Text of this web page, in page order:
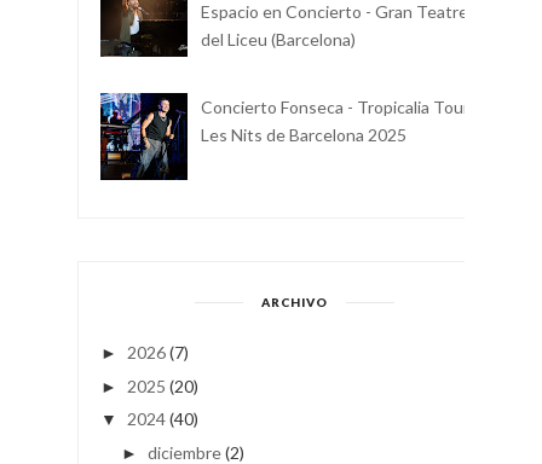
Espacio en Concierto - Gran Teatre
del Liceu (Barcelona)
Concierto Fonseca - Tropicalia Tour -
Les Nits de Barcelona 2025
ARCHIVO
► 2026(7)
► 2025 (20)
▼ 2024(40)
► diciembre(2)